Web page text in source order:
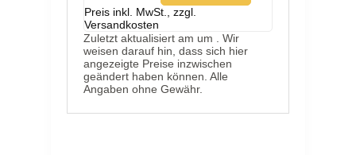
Preis inkl. MwSt., zzgl.
Versandkosten
Zuletzt aktualisiert am um . Wir
weisen darauf hin, dass sich hier
angezeigte Preise inzwischen
geändert haben können. Alle
Angaben ohne Gewähr.